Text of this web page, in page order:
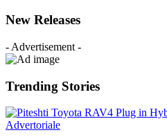
New Releases
- Advertisement -
Trending Stories
Advertoriale